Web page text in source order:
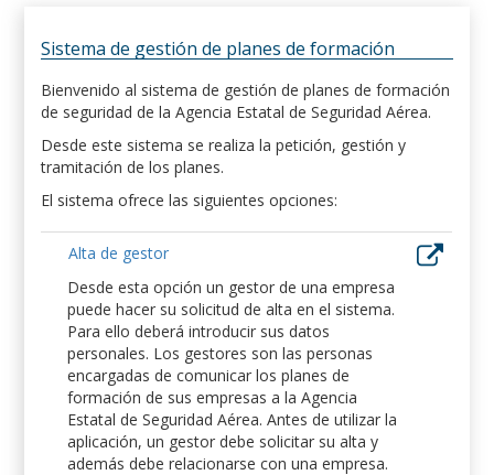
Sistema de gestión de planes de formación
Bienvenido al sistema de gestión de planes de formación
de seguridad de la Agencia Estatal de Seguridad Aérea.
Desde este sistema se realiza la petición, gestión y
tramitación de los planes.
El sistema ofrece las siguientes opciones:
Alta de gestor
Desde esta opción un gestor de una empresa
puede hacer su solicitud de alta en el sistema.
Para ello deberá introducir sus datos
personales. Los gestores son las personas
encargadas de comunicar los planes de
formación de sus empresas a la Agencia
Estatal de Seguridad Aérea. Antes de utilizar la
aplicación, un gestor debe solicitar su alta y
además debe relacionarse con una empresa.